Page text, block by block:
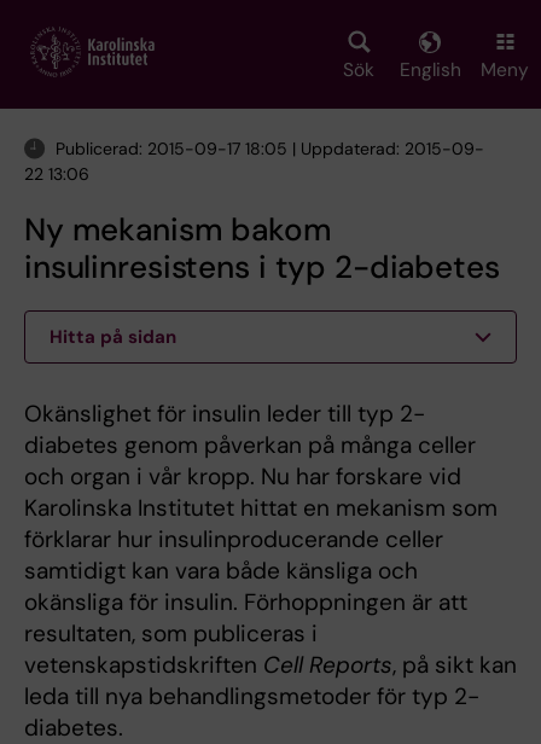
main
Sök English Meny
Publicerad: 2015-09-17 18:05 | Uppdaterad: 2015-09-
22 13:06
Ny mekanism bakom
insulinresistens i typ 2-diabetes
Hitta på sidan
Okänslighet för insulin leder till typ 2-
diabetes genom påverkan på många celler
och organ i vår kropp. Nu har forskare vid
Karolinska Institutet hittat en mekanism som
förklarar hur insulinproducerande celler
samtidigt kan vara både känsliga och
okänsliga för insulin. Förhoppningen är att
resultaten, som publiceras i
vetenskapstidskriften Cell Reports, på sikt kan
leda till nya behandlingsmetoder för typ 2-
diabetes.